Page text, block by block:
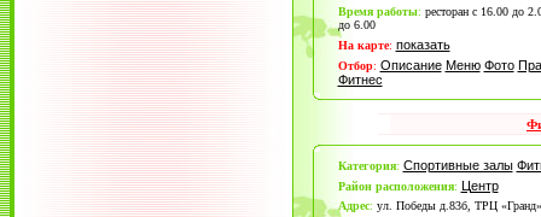
Время работы: ресторан с 16.00 до
до 6.00
На карте: показать
Отбор: Описание Меню Фото
Фитнес
Категория: Спортивные залы
Район расположения: Центр
Адрес: ул. Победы д.83б, ТРЦ